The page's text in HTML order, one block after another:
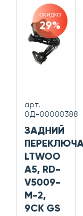
скидка
29%
арт.
0Д-00000388
ЗАДНИЙ
LTWOO
A5, RD-
V5009-
M-2,
9СК GS